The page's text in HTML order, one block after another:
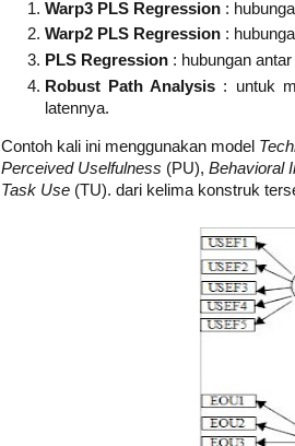
Warp3 PLS Regression:
Warp2 PLS Regression:
PLS Regression: hubungan antar
Robust Path Analysis : untuk
latennya.
Contoh kali ini menggunakan model
Perceived Uselfulness (PU), Behavioral
Task Use(TU). dari kelima konstruk